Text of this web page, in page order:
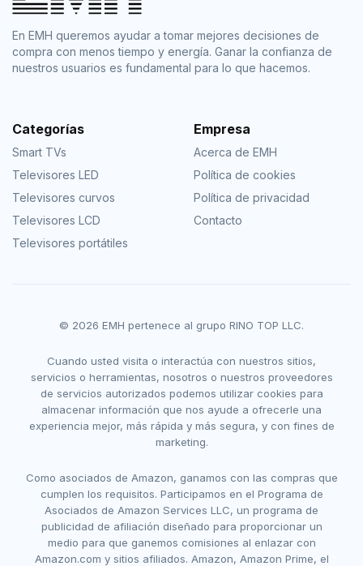
En EMH queremos ayudar a tomar mejores decisiones de
compra con menos tiempo y energía. Ganar la confianza de
nuestros usuarios es fundamental para lo que hacemos.
Categorías
Smart TVs
Televisores LED
Televisores curvos
Televisores LCD
Televisores portátiles
Empresa
Acerca de EMH
Política de cookies
Política de privacidad
Contacto
© 2026 EMH pertenece al grupo RINO TOP LLC.
Cuando usted visita o interactúa con nuestros sitios,
servicios o herramientas, nosotros o nuestros proveedores
de servicios autorizados podemos utilizar cookies para
almacenar información que nos ayude a ofrecerle una
experiencia mejor, más rápida y más segura, y con fines de
marketing.
Como asociados de Amazon, ganamos con las compras que
cumplen los requisitos. Participamos en el Programa de
Asociados de Amazon Services LLC, un programa de
publicidad de afiliación diseñado para proporcionar un
medio para que ganemos comisiones al enlazar con
Amazon.com y sitios afiliados. Amazon, Amazon Prime, el